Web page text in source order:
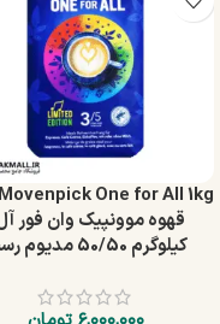
کیلوگرم 50/50 مدیوم رست